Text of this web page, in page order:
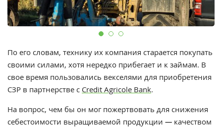
По его словам, технику их компания старается покупать
своими силами, хотя нередко прибегает и к займам. В
свое время пользовались векселями для приобретения
СЗР в партнерстве с Credit Agricole Bank.
На вопрос, чем бы он мог пожертвовать для снижения
себестоимости выращиваемой продукции — качеством